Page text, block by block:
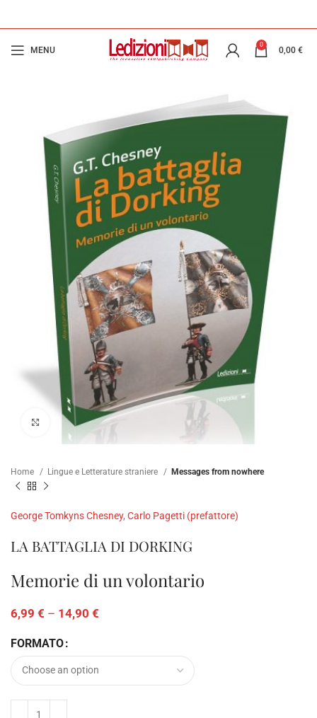
MENU
0
0,00 €
Click to enlarge
Home Lingue e Letterature straniere Messages from nowhere
George Tomkyns Chesney, Carlo Pagetti (prefattore)
LA BATTAGLIA DI DORKING
Memorie di un volontario
6,99 € – 14,90 €
FORMATO